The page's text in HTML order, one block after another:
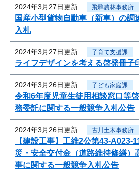
2024年3月27日更新 飛騨農林事務所
国産小型貨物自動車（新車）の調
入札
2024年3月27日更新 子育て支援課
ライフデザインを考える啓発冊子
2024年3月26日更新 子ども家庭課
令和6年度児童生徒用相談窓口等
務委託に関する一般競争入札公告
2024年3月26日更新 古川土木事務所
【建設工事】工維2公第43-
災・安全交付金（道路維持修繕）
事に関する一般競争入札公告